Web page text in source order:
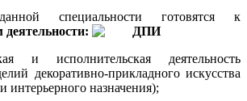
специальности готовятся к
и исполнительская деятельность
декоративно-прикладного искусства
интерьерного назначения);